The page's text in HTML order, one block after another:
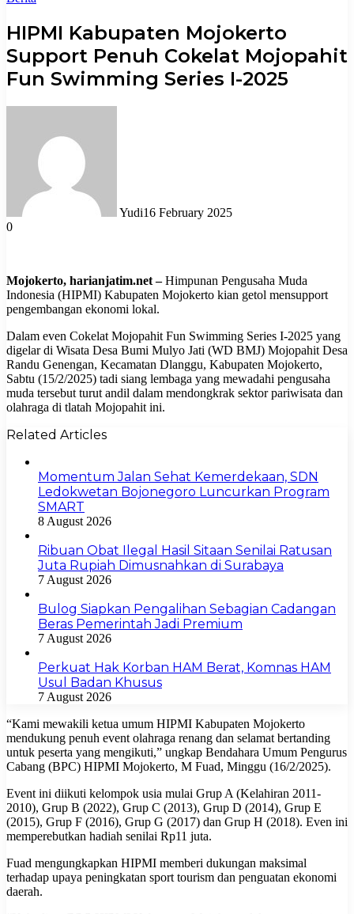
HIPMI Kabupaten Mojokerto
Support Penuh Cokelat Mojopahit
Fun Swimming Series I-2025
Yudi16 February 2025
0
Mojokerto, harianjatim.net –Himpunan Pengusaha Muda
Indonesia (HIPMI) Kabupaten Mojokerto kian getol mensupport
pengembangan ekonomi lokal.
Dalam even Cokelat Mojopahit Fun Swimming Series I-2025 yang
digelar di Wisata Desa Bumi Mulyo Jati (WD BMJ) Mojopahit Desa
Randu Genengan, Kecamatan Dlanggu, Kabupaten Mojokerto,
Sabtu (15/2/2025) tadi siang lembaga yang mewadahi pengusaha
muda tersebut turut andil dalam mendongkrak sektor pariwisata dan
olahraga di tlatah Mojopahit ini.
Related Articles
Momentum Jalan Sehat Kemerdekaan, SDN
Ledokwetan Bojonegoro Luncurkan Program
SMART
8 August 2026
Ribuan Obat Ilegal Hasil Sitaan Senilai Ratusan
Juta Rupiah Dimusnahkan di Surabaya
7 August 2026
Bulog Siapkan Pengalihan Sebagian Cadangan
Beras Pemerintah Jadi Premium
7 August 2026
Perkuat Hak Korban HAM Berat, Komnas HAM
Usul Badan Khusus
7 August 2026
“Kami mewakili ketua umum HIPMI Kabupaten Mojokerto
mendukung penuh event olahraga renang dan selamat bertanding
untuk peserta yang mengikuti,” ungkap Bendahara Umum Pengurus
Cabang (BPC) HIPMI Mojokerto, M Fuad, Minggu (16/2/2025).
Event ini diikuti kelompok usia mulai Grup A (Kelahiran 2011-
2010), Grup B (2022), Grup C (2013), Grup D (2014), Grup E
(2015), Grup F (2016), Grup G (2017) dan Grup H (2018). Even ini
memperebutkan hadiah senilai Rp11 juta.
Fuad mengungkapkan HIPMI memberi dukungan maksimal
terhadap upaya peningkatan sport tourism dan penguatan ekonomi
daerah.